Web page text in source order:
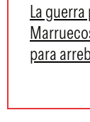
La
para